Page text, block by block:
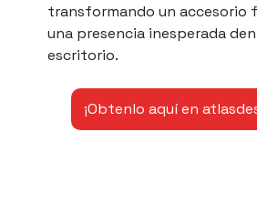
transformando un accesorio
una presencia inesperada
escritorio.
¡Obtenlo aquí en